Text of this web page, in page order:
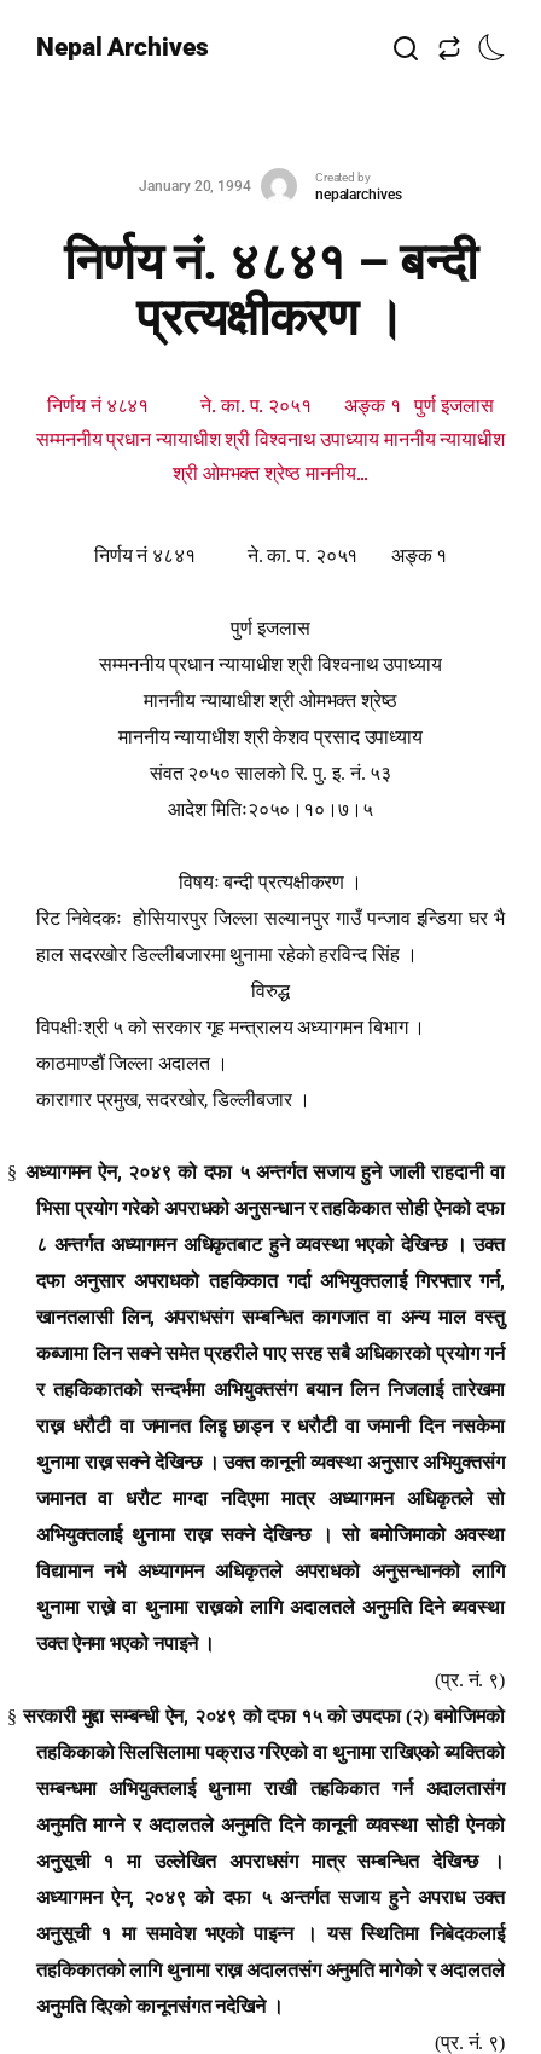
Nepal Archives
January 20, 1994
Created by
nepalarchives
निर्णय नं. ४८४१ – बन्दी
प्रत्यक्षीकरण ।
निर्णय नं ४८४१ ने. का. प. २०५१ अङ्क १ पुर्ण इजलास
सम्मननीय प्रधान न्यायाधीश श्री विश्वनाथ उपाध्याय माननीय न्यायाधीश
श्री ओमभक्त श्रेष्ठ माननीय...
निर्णय नं ४८४१ ने. का. प. २०५१ अङ्क १
पुर्ण इजलास
सम्मननीय प्रधान न्यायाधीश श्री विश्वनाथ उपाध्याय
माननीय न्यायाधीश श्री ओमभक्त श्रेष्ठ
माननीय न्यायाधीश श्री केशव प्रसाद उपाध्याय
संवत २०५० सालको रि. पु. इ. नं. ५३
आदेश मितिः२०५०।१०।७।५
विषयः बन्दी प्रत्यक्षीकरण ।
रिट निवेदकः होसियारपुर जिल्ला सल्यानपुर गाउँ पन्जाव इन्डिया घर भै
हाल सदरखोर डिल्लीबजारमा थुनामा रहेको हरविन्द सिंह ।
विरुद्ध
विपक्षीःश्री ५ को सरकार गृह मन्त्रालय अध्यागमन बिभाग ।
काठमाण्डौं जिल्ला अदालत ।
कारागार प्रमुख,सदरखोर,डिल्लीबजार ।
§ अध्यागमन ऐन, २०४९ को दफा ५ अन्तर्गत सजाय हुने जाली राहदानी वा
भिसा प्रयोग गरेको अपराधको अनुसन्धान र तहकिकात सोही ऐनको दफा
८ अन्तर्गत अध्यागमन अधिकृतबाट हुने व्यवस्था भएको देखिन्छ । उक्त
दफा अनुसार अपराधको तहकिकात गर्दा अभियुक्तलाई गिरफ्तार गर्न,
खानतलासी लिन, अपराधसंग सम्बन्धित कागजात वा अन्य माल वस्तु
कब्जामा लिन सक्ने समेत प्रहरीले पाए सरह सबै अधिकारको प्रयोग गर्न
र तहकिकातको सन्दर्भमा अभियुक्तसंग बयान लिन निजलाई तारेखमा
राख्न धरौटी वा जमानत लिइृ छाड्न र धरौटी वा जमानी दिन नसकेमा
थुनामा राख्न सक्ने देखिन्छ । उक्त कानूनी व्यवस्था अनुसार अभियुक्तसंग
जमानत वा धरौट माग्दा नदिएमा मात्र अध्यागमन अधिकृतले सो
अभियुक्तलाई थुनामा राख्न सक्ने देखिन्छ । सो बमोजिमाको अवस्था
विद्यामान नभै अध्यागमन अधिकृतले अपराधको अनुसन्धानको लागि
थुनामा राख्ने वा थुनामा राख्नको लागि अदालतले अनुमति दिने ब्यवस्था
उक्त ऐनमा भएको नपाइने ।
(प्र. नं. ९)
§ सरकारी मुद्दा सम्बन्धी ऐन, २०४९ को दफा १५ को उपदफा (२) बमोजिमको
तहकिकाको सिलसिलामा पक्राउ गरिएको वा थुनामा राखिएको ब्यक्तिको
सम्बन्धमा अभियुक्तलाई थुनामा राखी तहकिकात गर्न अदालतासंग
अनुमति माग्ने र अदालतले अनुमति दिने कानूनी व्यवस्था सोही ऐनको
अनुसूची १ मा उल्लेखित अपराधसंग मात्र सम्बन्धित देखिन्छ ।
अध्यागमन ऐन, २०४९ को दफा ५ अन्तर्गत सजाय हुने अपराध उक्त
अनुसूची १ मा समावेश भएको पाइन्न । यस स्थितिमा निबेदकलाई
तहकिकातको लागि थुनामा राख्न अदालतसंग अनुमति मागेको र अदालतले
अनुमति दिएको कानूनसंगत नदेखिने ।
(प्र. नं. ९)